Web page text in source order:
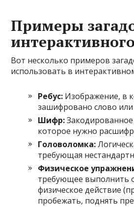
Примеры
Вот несколько примеров
использовать в
Ребус: Изображение, в
зашифровано слово или
Шифр:
которое нужно
Головоломка:
требующая
Физическое
требующее выполнить
физическое действие
пробежать, поднять